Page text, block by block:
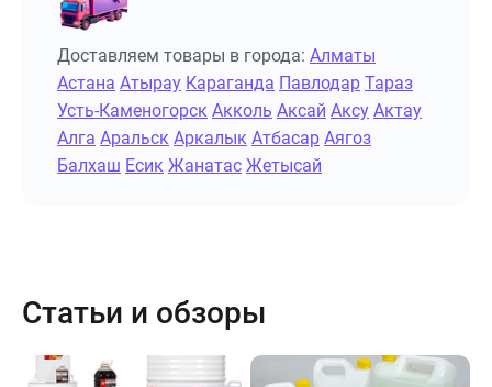
Доставляем товары в города: Алматы
Астана Атырау Караганда Павлодар Тараз
Усть-Каменогорск Акколь Аксай Аксу Актау
Алга Аральск Аркалык Атбасар Аягоз
Балхаш Есик Жанатас Жетысай
Статьи и обзоры